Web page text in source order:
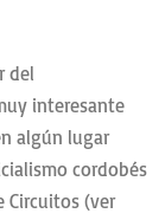
del
interesante
algún lugar
cordobés
Circuitos (ver